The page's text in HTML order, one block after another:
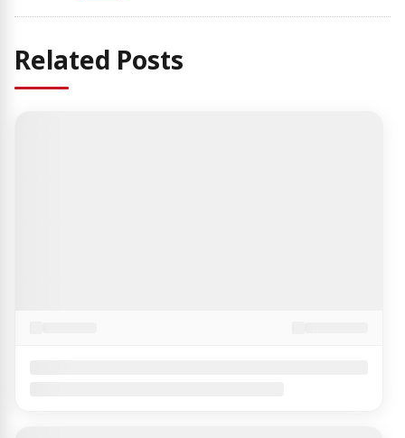
Related Posts